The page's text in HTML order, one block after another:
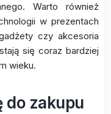
Warto również
w prezentach
czy akcesoria
się coraz bardziej
wieku.
do zakupu